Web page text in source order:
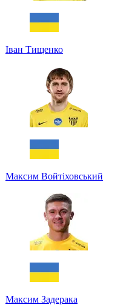
Іван Тищенко
Максим Войтіховський
Максим Задерака